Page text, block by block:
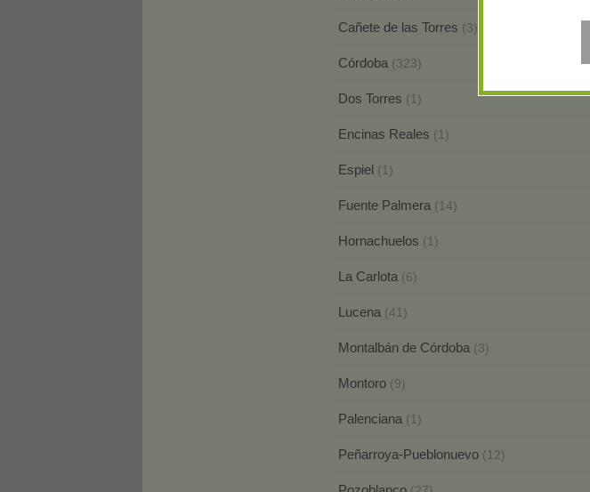
Cañete de las Torres (3)
Córdoba (323)
Dos Torres (1)
Encinas Reales (1)
Espiel (1)
Fuente Palmera (14)
Hornachuelos (1)
La Carlota (6)
Lucena (41)
Montalbán de Córdoba (3)
Montoro (9)
Palenciana (1)
Peñarroya-Pueblonuevo (12)